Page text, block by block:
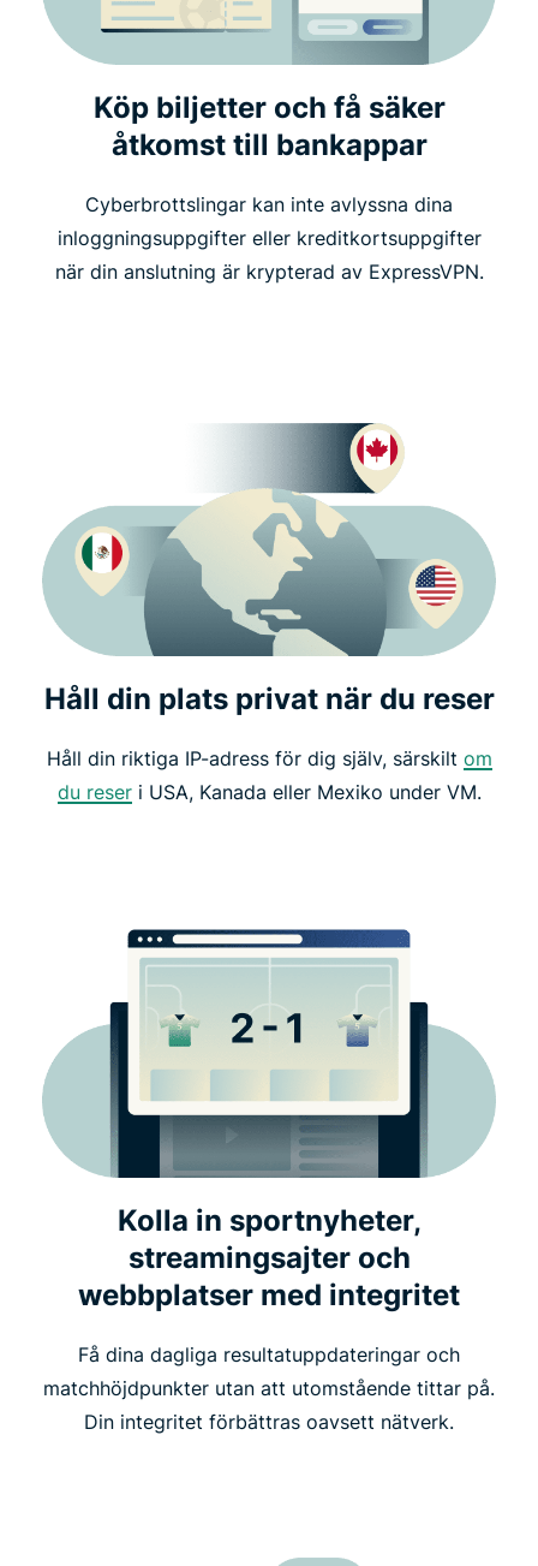
Köp biljetter och få säker
åtkomst till bankappar
Cyberbrottslingar kan inte avlyssna dina
inloggningsuppgifter eller kreditkortsuppgifter
när din anslutning är krypterad av ExpressVPN.
Håll din plats privat när du reser
Håll din riktiga IP-adress för dig själv, särskilt om
du reseri USA, Kanada eller Mexiko under VM.
Kolla in sportnyheter,
streamingsajter och
webbplatser med integritet
Få dina dagliga resultatuppdateringar och
matchhöjdpunkter utan att utomstående tittar på.
Din integritet förbättras oavsett nätverk.